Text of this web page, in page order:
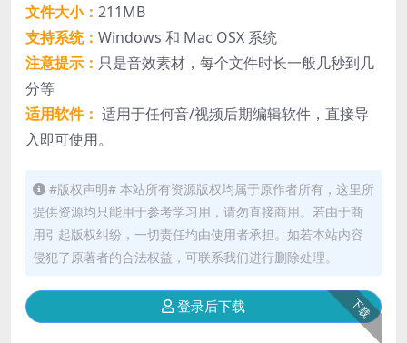
文件大小： 211MB
支持系统： Windows 和 Mac OSX 系统
注意提示： 只是音效素材，每个文件时长一般几秒到几
分等
适用软件： 适用于任何音/视频后期编辑软件，直接导
入即可使用。
#版权声明# 本站所有资源版权均属于原作者所有，这里所
提供资源均只能用于参考学习用，请勿直接商用。若由于商
用引起版权纠纷，一切责任均由使用者承担。如若本站内容
侵犯了原著者的合法权益，可联系我们进行删除处理。
下载
登录后下载